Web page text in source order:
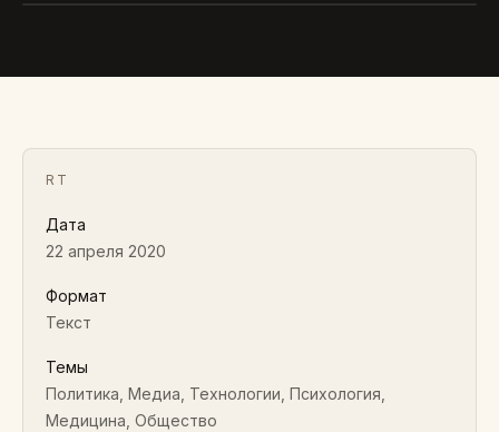
2020 · ТЕКСТ
RT
Дата
22 апреля 2020
Формат
Текст
Темы
Политика, Медиа, Технологии, Психология,
Медицина, Общество